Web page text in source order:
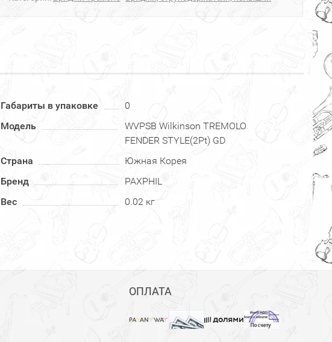
Габариты в упаковке
0
Модель
WVPSB Wilkinson TREMOLO
FENDER STYLE(2Pt) GD
Страна
Южная Корея
Бренд
PAXPHIL
Вес
0.02 кг
ОПЛАТА